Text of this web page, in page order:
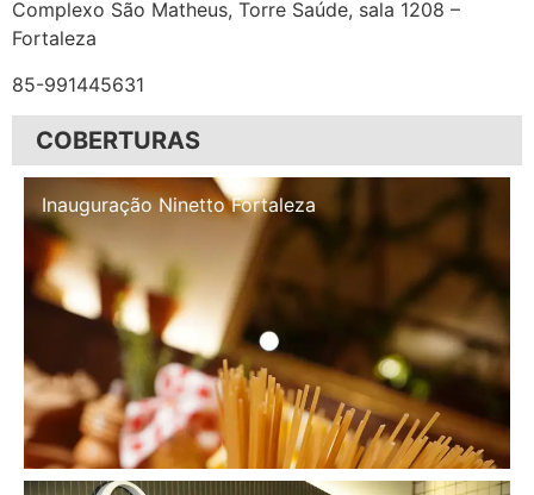
Complexo São Matheus, Torre Saúde, sala 1208 –
Fortaleza
85-991445631
COBERTURAS
Inauguração Illa Café